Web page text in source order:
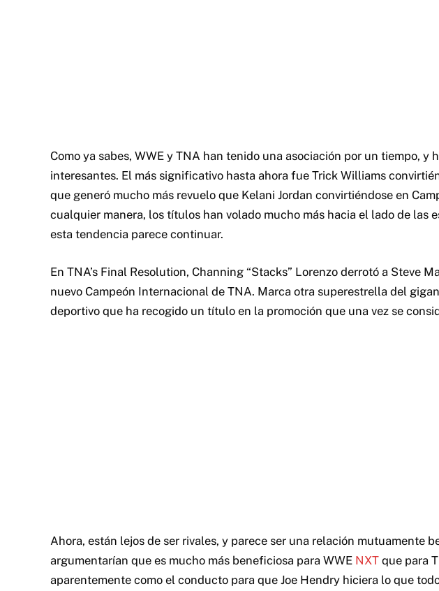
Como ya sabes, WWE y TNA han tenido una asociación por un tiempo, y
interesantes. El más significativo hasta ahora fue Trick Williams
que generó mucho más revuelo que Kelani Jordan convirtiéndose en
cualquier manera, los títulos han volado mucho más hacia el lado de las
esta tendencia parece continuar.
En TNA’s Final Resolution, Channing “Stacks” Lorenzo derrotó a Steve
nuevo Campeón Internacional de TNA. Marca otra superestrella del
deportivo que ha recogido un título en la promoción que una vez se
Ahora, están lejos de ser rivales, y parece ser una relación mutuamente
argumentarían que es mucho más beneficiosa para WWE NXT que para
aparentemente como el conducto para que Joe Hendry hiciera lo que